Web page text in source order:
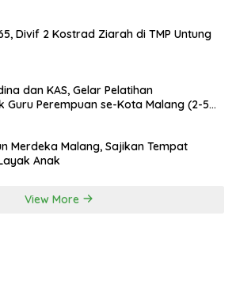
Divif 2 Kostrad Ziarah di TMP Untung
dan KAS, Gelar Pelatihan
Guru Perempuan se-Kota Malang (2-5
Merdeka Malang, Sajikan Tempat
Anak
View More